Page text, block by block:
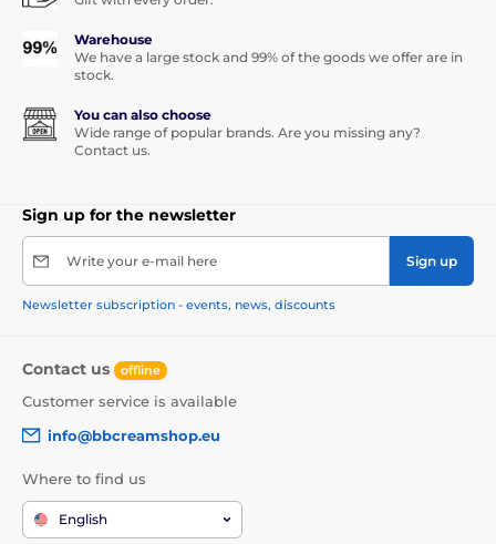
Warehouse
We have a large stock and 99% of the goods we offer are in
stock.
You can also choose
Wide range of popular brands. Are you missing any?
Contact us.
Sign up for the newsletter
Write your e-mail here Sign up
Newsletter subscription - events, news, discounts
Contact us offline
Customer service is available
info@bbcreamshop.eu
Where to find us
English